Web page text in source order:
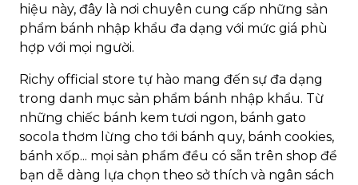
hiệu này, đây là nơi chuyên cung cấp những sản
phẩm bánh nhập khẩu đa dạng với mức giá phù
hợp với mọi người.
Richy official store tự hào mang đến sự đa dạng
trong danh mục sản phẩm bánh nhập khẩu. Từ
những chiếc bánh kem tươi ngon, bánh gato
socola thơm lừng cho tới bánh quy, bánh cookies,
bánh xốp... mọi sản phẩm đều có sẵn trên shop để
bạn dễ dàng lựa chọn theo sở thích và ngân sách